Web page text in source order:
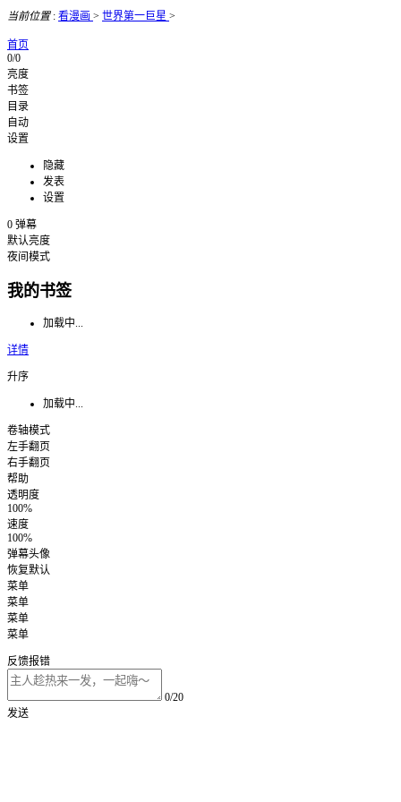
当前位置: 看漫画 > 世界第一巨星 >
首页
0/0
亮度
书签
目录
自动
设置
隐藏
发表
设置
0 弹幕
默认亮度
夜间模式
我的书签
加载中...
详情
升序
加载中...
卷轴模式
左手翻页
右手翻页
帮助
透明度
100%
速度
100%
弹幕头像
恢复默认
菜单
菜单
菜单
菜单
反馈报错
0/20
发送